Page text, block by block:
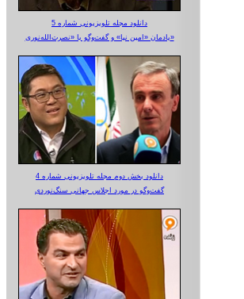
دانلود مجله تلویزیونی شماره 5
یادمان «امین نیا» و گفت‌وگو با «نصرت‌الله‌نوری»
دانلود بخش دوم مجله تلویزیونی شماره 4
گفت‌وگو در مورد اجلاس جهانی سنگ‌نوردی